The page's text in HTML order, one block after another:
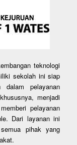
teknologi
sekolah ini siap
pelayanan
menjadi
pelayanan
Dari layanan ini
pihak yang